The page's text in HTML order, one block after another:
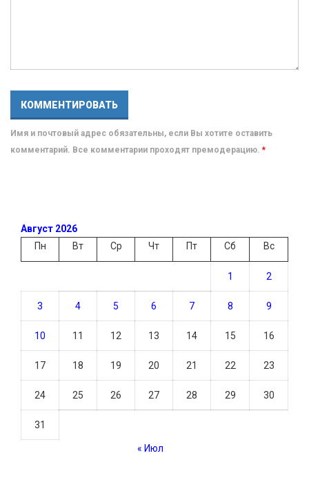
Имя и почтовый адрес обязательны, если Вы хотите оставить
комментарий. Все комментарии проходят премодерацию. *
Август 2026
Пн
Вт Ср Чт Пт Сб Вс
1 2
3 4 5 6 7 8 9
10 11 12 13 14 15 16
17 18 19 20 21 22 23
24 25 26 27 28 29 30
31
« Июл